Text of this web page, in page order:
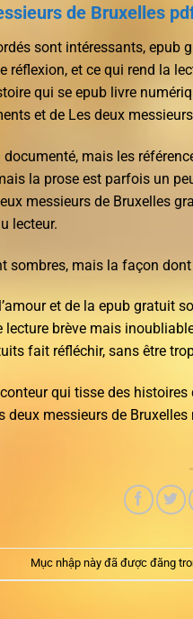
de Bruxelles
sont intéressants, epub
réflexion, et ce qui rend la
qui se epub livre
et de Les deux
documenté, mais les
la prose est parfois un
messieurs de Bruxelles
lecteur.
sombres, mais la façon
et de la epub gratuit
lecture brève mais
fait réfléchir, sans être
qui tisse des
deux messieurs de
Mục nhập này đã được đăng